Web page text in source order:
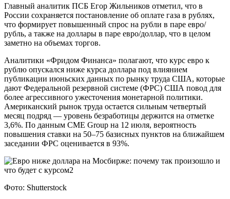
Главный аналитик ПСБ Егор Жильников отметил, что в
России сохраняется постановление об оплате газа в рублях,
что формирует повышенный спрос на рубли в паре евро/
рубль, а также на доллары в паре евро/доллар, что в целом
заметно на объемах торгов.
Аналитики «Фридом Финанса» полагают, что курс евро к
рублю опускался ниже курса доллара под влиянием
публикации июньских данных по рынку труда США, которые
дают Федеральной резервной системе (ФРС) США повод для
более агрессивного ужесточения монетарной политики.
Американский рынок труда остается сильным четвертый
месяц подряд — уровень безработицы держится на отметке
3,6%. По данным CME Group на 12 июля, вероятность
повышения ставки на 50–75 базисных пунктов на ближайшем
заседании ФРС оценивается в 93%.
Фото: Shutterstock